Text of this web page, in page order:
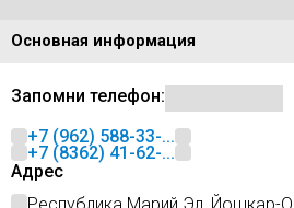
Основная информация
Запомни телефон:
+7 (962) 588-33-...
+7 (8362) 41-62-...
Адрес